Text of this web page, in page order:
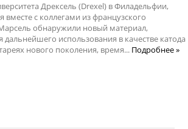
Дрексель (Drexel) в Филадельфии,
вместе с коллегами из французского
обнаружили новый материал,
дальнейшего использования в качестве катода
нового поколения, время... Подробнее »